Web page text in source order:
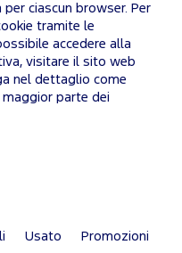
per ciascun browser. Per
tramite le
accedere alla
visitare il sito web
nel dettaglio come
parte dei
Usato Promozioni